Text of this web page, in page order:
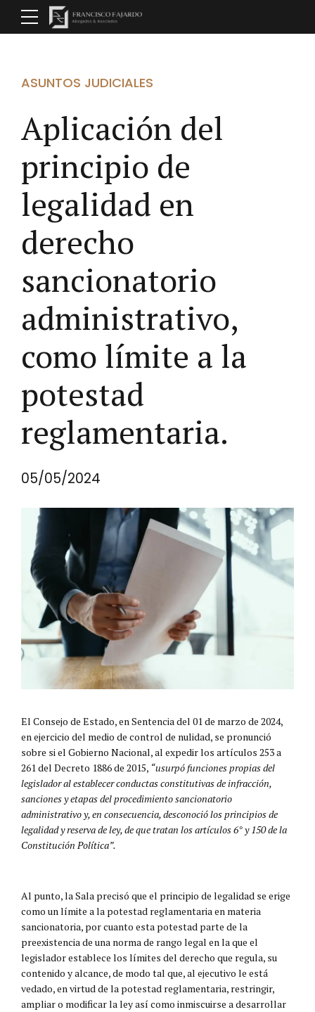
ASUNTOS JUDICIALES
Aplicación del
principio de
legalidad en
derecho
sancionatorio
administrativo,
como límite a la
potestad
reglamentaria.
05/05/2024
El Consejo de Estado, en Sentencia del 01 de marzo de 2024,
en ejercicio del medio de control de nulidad, se pronunció
sobre si el Gobierno Nacional, al expedir los artículos 253 a
261 del Decreto 1886 de 2015, “usurpó funciones propias del
legislador al establecer conductas constitutivas de infracción,
sanciones y etapas del procedimiento sancionatorio
administrativo y, en consecuencia, desconoció los principios de
legalidad y reserva de ley, de que tratan los artículos 6° y 150 de la
Constitución Política”.
Al punto, la Sala precisó que el principio de legalidad se erige
como un límite a la potestad reglamentaria en materia
sancionatoria, por cuanto esta potestad parte de la
preexistencia de una norma de rango legal en la que el
legislador establece los límites del derecho que regula, su
contenido y alcance, de modo tal que, al ejecutivo le está
vedado, en virtud de la potestad reglamentaria, restringir,
ampliar o modificar la ley así como inmiscuirse a desarrollar